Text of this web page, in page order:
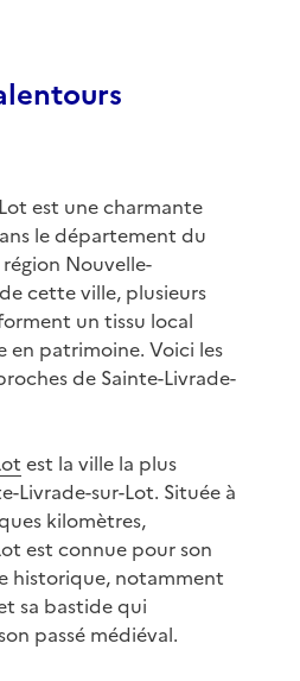
est une charmante
le département du
Nouvelle-
cette ville, plusieurs
un tissu local
en patrimoine. Voici les
de Sainte-Livrade-
est la ville la plus
Livrade-sur-Lot. Située à
kilomètres,
est connue pour son
historique, notamment
sa bastide qui
passé médiéval.